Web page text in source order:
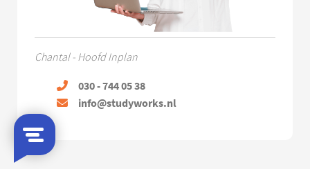
Chantal - Hoofd Inplan
030 - 744 05 38
info@studyworks.nl